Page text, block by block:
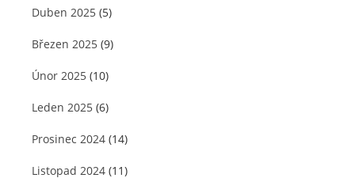
Duben 2025 (5)
Březen 2025 (9)
Únor 2025 (10)
Leden 2025 (6)
Prosinec 2024 (14)
Listopad 2024 (11)